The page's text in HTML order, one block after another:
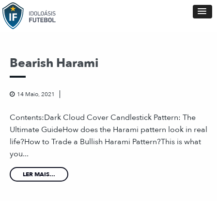
Bearish Harami
14 Maio, 2021
Contents:Dark Cloud Cover Candlestick Pattern: The
Ultimate GuideHow does the Harami pattern look in real
life?How to Trade a Bullish Harami Pattern?This is what
you...
LER MAIS...